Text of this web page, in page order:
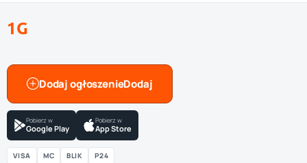
1G
Dodaj ogłoszenie
Pobierz w
Google Play
Pobierz w
App Store
VISA MC BLIK P24